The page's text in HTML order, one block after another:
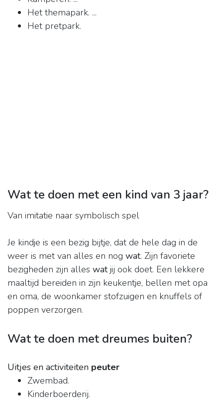
Het themapark. ...
Het pretpark.
Wat te doen met een kind van 3 jaar?
Van imitatie naar symbolisch spel
Je kindje is een bezig bijtje, dat de hele dag in de
weer is met van alles en nog wat. Zijn favoriete
bezigheden zijn alles watjij ook doet. Een lekkere
maaltijd bereiden in zijn keukentje, bellen met opa
en oma, de woonkamer stofzuigen en knuffels of
poppen verzorgen.
Wat te doen met dreumes buiten?
Uitjes en activiteiten peuter
Zwembad.
Kinderboerderij.